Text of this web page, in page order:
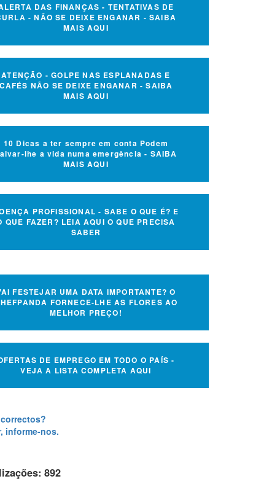
DAS FINANÇAS - TENTATIVAS DE
- NÃO SE DEIXE ENGANAR - SAIBA
MAIS AQUI
ATENÇÃO - GOLPE NAS ESPLANADAS E
CAFÉS NÃO SE DEIXE ENGANAR - SAIBA
MAIS AQUI
10 Dicas a ter sempre em conta Podem
lhe a vida numa emergência - SAIBA
MAIS AQUI
PROFISSIONAL - SABE O QUE É? E
QUE FAZER? LEIA AQUI O QUE PRECISA
SABER
FESTEJAR UMA DATA IMPORTANTE? O
FORNECE-LHE AS FLORES AO
MELHOR PREÇO!
DE EMPREGO EM TODO O PAÍS -
VEJA A LISTA COMPLETA AQUI
informe-nos.
892